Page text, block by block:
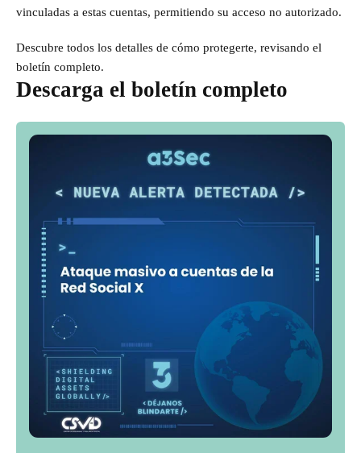
vinculadas a estas cuentas, permitiendo su acceso no autorizado.
Descubre todos los detalles de cómo protegerte, revisando el
boletín completo.
Descarga el boletín completo